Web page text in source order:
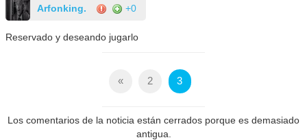
Arfonking. +0
Reservado y deseando jugarlo
« 2 3
Los comentarios de la noticia están cerrados porque es demasiado
antigua.